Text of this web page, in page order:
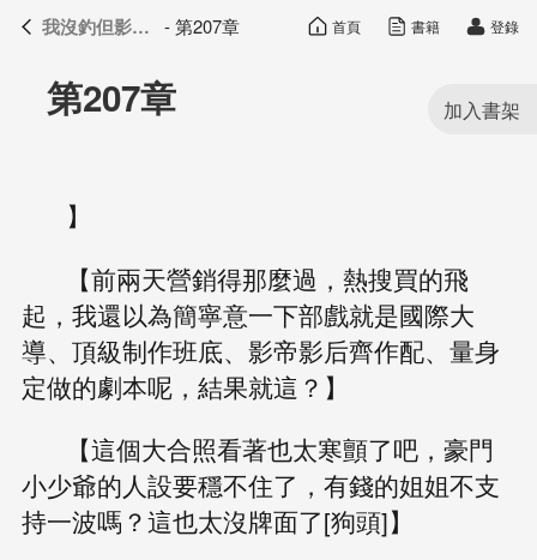
我沒釣但影帝真香了 目錄
第207章
】
【前兩天營銷得那麼過，熱搜買的飛
起，我還以為簡寧意一下部戲就是國際大
導、頂級制作班底、影帝影后齊作配、量身
定做的劇本呢，結果就這？】
【這個大合照看著也太寒顫了吧，豪門
小少爺的人設要穩不住了，有錢的姐姐不支
持一波嗎？這也太沒牌面了[狗頭]】
我沒釣但影帝真香了 - 第207章 首頁 書籍 登錄